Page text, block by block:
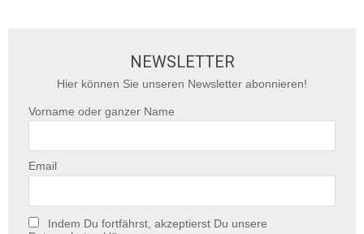
NEWSLETTER
Hier können Sie unseren Newsletter abonnieren!
Vorname oder ganzer Name
Email
Indem Du fortfährst, akzeptierst Du unsere